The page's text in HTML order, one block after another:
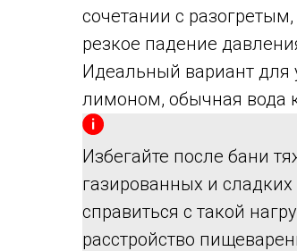
сочетании с
резкое падение
Идеальный вариант для
лимоном, обычная вода
Избегайте после бани
газированных и
справиться с такой
расстройство